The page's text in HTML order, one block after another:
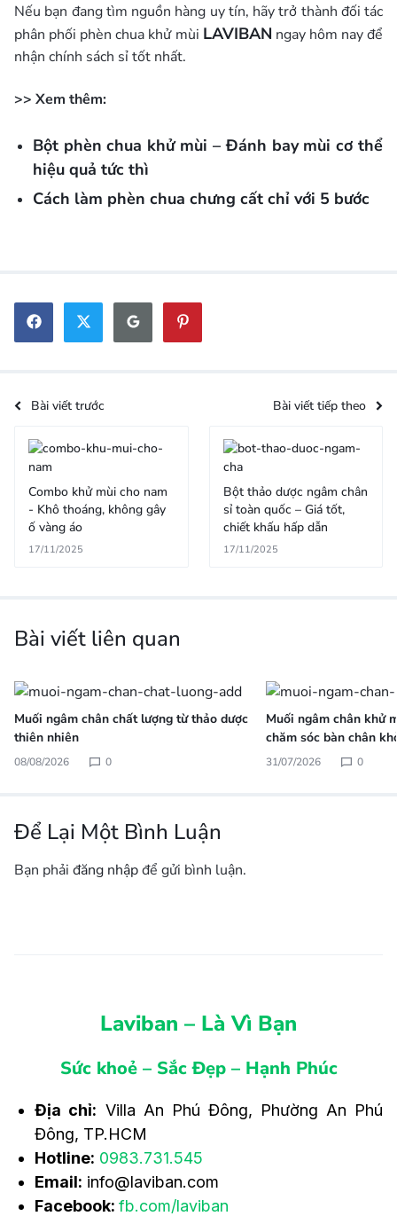
Nếu bạn đang tìm nguồn hàng uy tín, hãy trở thành đối tác
phân phối phèn chua khử mùi LAVIBAN ngay hôm nay để
nhận chính sách sỉ tốt nhất.
>> Xem thêm:
Bột phèn chua khử mùi – Đánh bay mùi cơ thể
hiệu quả tức thì
Cách làm phèn chua chưng cất chỉ với 5 bước
Bài viết trước Bài viết tiếp theo
Combo khử mùi cho nam
- Khô thoáng, không gây
ố vàng áo
17/11/2025
Bột thảo dược ngâm chân
sỉ toàn quốc – Giá tốt,
chiết khấu hấp dẫn
17/11/2025
Bài viết liên quan
Muối ngâm chân chất lượng từ thảo dược
thiên nhiên
08/08/2026 0
Muối ngâm chân khử
chăm sóc bàn chân
31/07/2026 0
Để Lại Một Bình Luận
Bạn phải đăng nhậpđể gửi bình luận.
Laviban – Là Vì Bạn
Sức khoẻ – Sắc Đẹp – Hạnh Phúc
Địa chỉ: Villa An Phú Đông, Phường An Phú
Đông, TP.HCM
Hotline: 0983.731.545
Email: info@laviban.com
Facebook:fb.com/laviban